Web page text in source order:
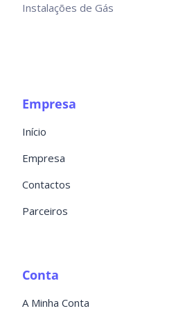
Instalações de Gás
Empresa
Início
Empresa
Contactos
Parceiros
Conta
A Minha Conta